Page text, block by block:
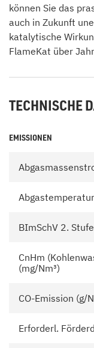
können Sie das
auch in Zukunft
katalytische
FlameKat über
TECHNISCHE
EMISSIONEN
Abgastemperatur
BImSchV 2. Stufe
CnHm
(mg/Nm³)
CO-Emission (g/
Erforderl.